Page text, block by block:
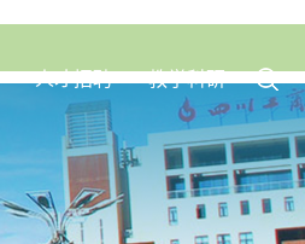
人才招聘 教学科研